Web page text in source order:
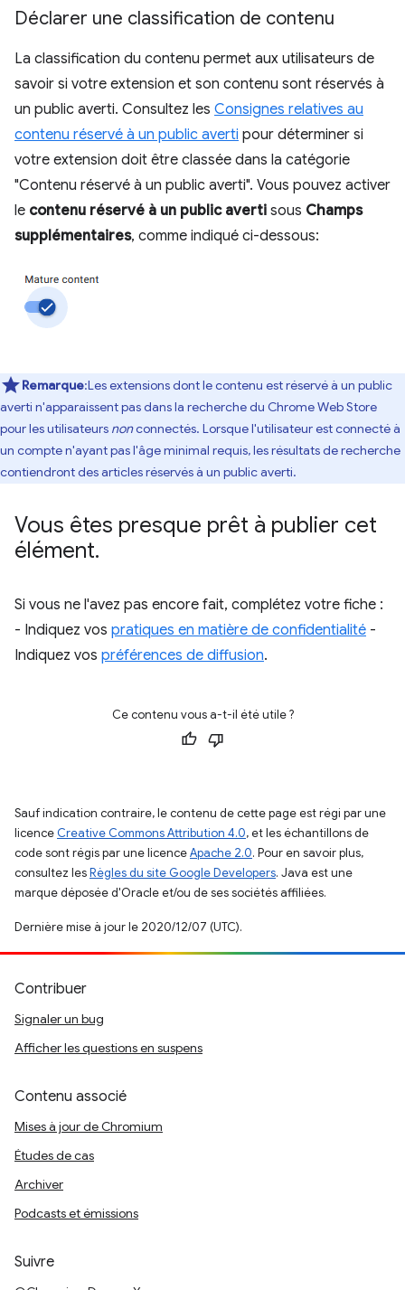
Déclarer une classification de contenu
La classification du contenu permet aux utilisateurs de
savoir si votre extension et son contenu sont réservés à
un public averti. Consultez les Consignes relatives au
contenu réservé à un public averti pour déterminer si
votre extension doit être classée dans la catégorie
"Contenu réservé à un public averti". Vous pouvez activer
le contenu réservé à un public averti sous Champs
supplémentaires, comme indiqué ci-dessous:
Remarque:Les extensions dont le contenu est réservé à un public
averti n'apparaissent pas dans la recherche du Chrome Web Store
pour les utilisateurs nonconnectés. Lorsque l'utilisateur est connecté à
un compte n'ayant pas l'âge minimal requis, les résultats de recherche
contiendront des articles réservés à un public averti.
Vous êtes presque prêt à publier cet
élément.
Si vous ne l'avez pas encore fait, complétez votre fiche :
- Indiquez vos pratiques en matière de confidentialité -
Indiquez vos préférences de diffusion.
Ce contenu vous a-t-il été utile ?
Sauf indication contraire, le contenu de cette page est régi par une
licence Creative Commons Attribution 4.0, et les échantillons de
code sont régis par une licenceApache 2.0. Pour en savoir plus,
consultez lesRègles du site Google Developers. Java est une
marque déposée d'Oracle et/ou de ses sociétés affiliées.
Dernière mise à jour le 2020/12/07 (UTC).
Contribuer
Signaler un bug
Afficher les questions en suspens
Contenu associé
Mises à jour de Chromium
Études de cas
Archiver
Podcasts et émissions
Suivre